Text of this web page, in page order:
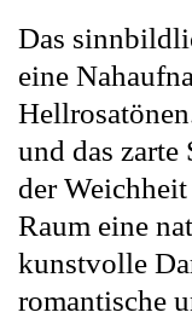
Das
eine
und das
der
Raum eine
kunstvolle
romantische